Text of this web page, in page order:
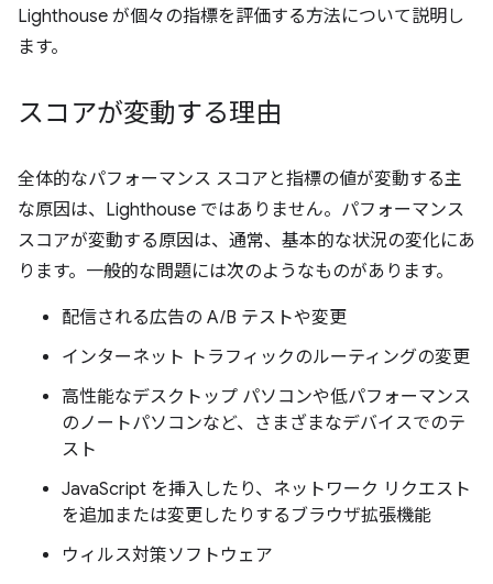
Lighthouse が個々の指標を評価する方法について説明し
ます。
スコアが変動する理由
全体的なパフォーマンス スコアと指標の値が変動する主
な原因は、Lighthouse ではありません。パフォーマンス
スコアが変動する原因は、通常、基本的な状況の変化にあ
ります。一般的な問題には次のようなものがあります。
配信される広告の A/B テストや変更
インターネット トラフィックのルーティングの変更
高性能なデスクトップ パソコンや低パフォーマンス
のノートパソコンなど、さまざまなデバイスでのテ
スト
JavaScript を挿入したり、ネットワーク リクエスト
を追加または変更したりするブラウザ拡張機能
ウィルス対策ソフトウェア